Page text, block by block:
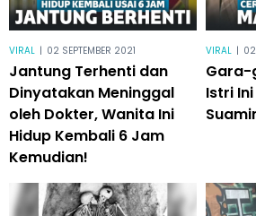
VIRAL | 02 SEPTEMBER 2021
Jantung Terhenti dan
Dinyatakan Meninggal
oleh Dokter, Wanita Ini
Hidup Kembali 6 Jam
Kemudian!
VIRAL | 02
Gara-
Istri